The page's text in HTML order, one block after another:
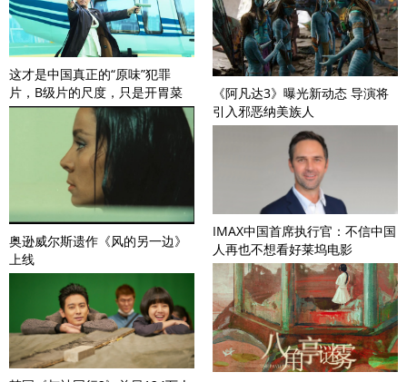
这才是中国真正的“原味”犯罪
片，B级片的尺度，只是开胃菜
奥逊威尔斯遗作《风的另一边》
上线
《阿凡达3》曝光新动态 导演将
引入邪恶纳美族人
IMAX中国首席执行官：不信中国
人再也不想看好莱坞电影